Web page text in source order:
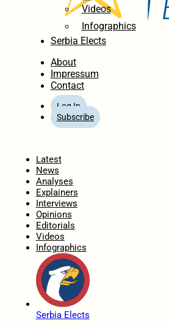
Videos
Infographics
Serbia Elects
About
Impressum
Contact
Log In
Subscribe
Latest
News
Analyses
Explainers
Interviews
Opinions
Editorials
Videos
Infographics
Serbia Elects